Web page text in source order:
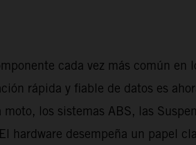
cada vez más común en
rápida y fiable de datos es
los sistemas ABS, las
hardware desempeña un papel